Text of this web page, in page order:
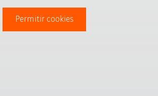
Permitir cookies